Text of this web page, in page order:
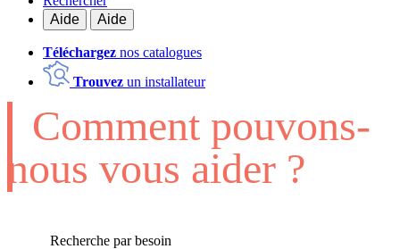
Aide
Aide
Téléchargez nos catalogues
Trouvez un installateur
Comment pouvons-
nous vous aider ?
Recherche par besoin